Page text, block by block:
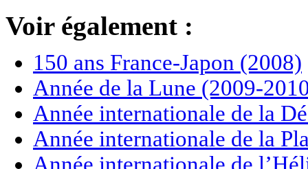
Voir également :
150 ans France-Japon (2008)
Année de la Lune (2009-
Année internationale de la
Année internationale de la